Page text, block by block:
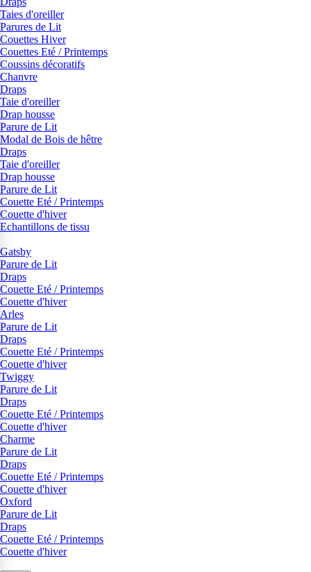
Taies d'oreiller
Parures de Lit
Couettes Hiver
Couettes Eté / Printemps
Coussins décoratifs
Chanvre
Draps
Taie d'oreiller
Drap housse
Parure de Lit
Modal de Bois de hêtre
Draps
Taie d'oreiller
Drap housse
Parure de Lit
Couette Eté / Printemps
Couette d'hiver
Echantillons de tissu
Gatsby
Parure de Lit
Draps
Couette Eté / Printemps
Couette d'hiver
Arles
Parure de Lit
Draps
Couette Eté / Printemps
Couette d'hiver
Twiggy
Parure de Lit
Draps
Couette Eté / Printemps
Couette d'hiver
Charme
Parure de Lit
Draps
Couette Eté / Printemps
Couette d'hiver
Oxford
Parure de Lit
Draps
Couette Eté / Printemps
Couette d'hiver